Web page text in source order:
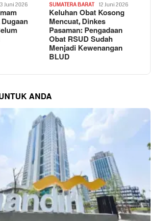
Juni 2026 SUMATERA BARAT 12 Juni 2026
Keluhan Obat Kosong
Mencuat, Dinkes
Pasaman: Pengadaan
Obat RSUD Sudah
Menjadi Kewenangan
BLUD
ANDA